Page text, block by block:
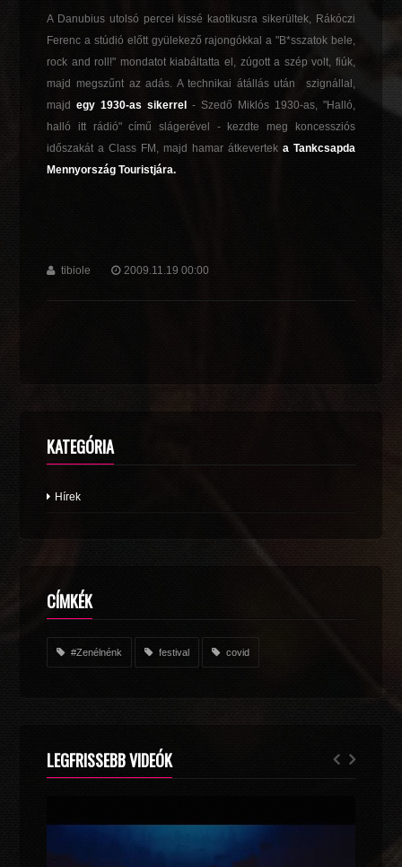
A Danubius utolsó percei kissé kaotikusra sikerültek, Rákóczi
Ferenc a stúdió előtt gyülekező rajongókkal a "B*sszatok bele,
rock and roll!" mondatot kiabáltatta el, zúgott a szép volt, fiúk,
majd megszűnt az adás. A technikai átállás után szignállal,
majd egy 1930-as sikerrel - Szedő Miklós 1930-as, "Halló,
halló itt rádió" című slágerével - kezdte meg koncessziós
időszakát a Class FM , majd hamar átkevertek a Tankcsapda
Mennyország Touristjára.
tibiole 2009.11.19 00:00
KATEGÓRIA
Hírek
CÍMKÉK
#Zenélnénk festival covid
LEGFRISSEBB VIDEÓK